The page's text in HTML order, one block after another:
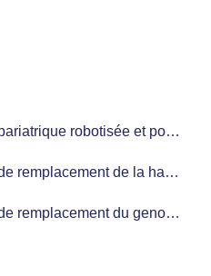
et pour qui est-elle indiquée ?
assistée par robot et comment est-elle réalisée ?
assistée par robot et comment est-elle réalisée ?